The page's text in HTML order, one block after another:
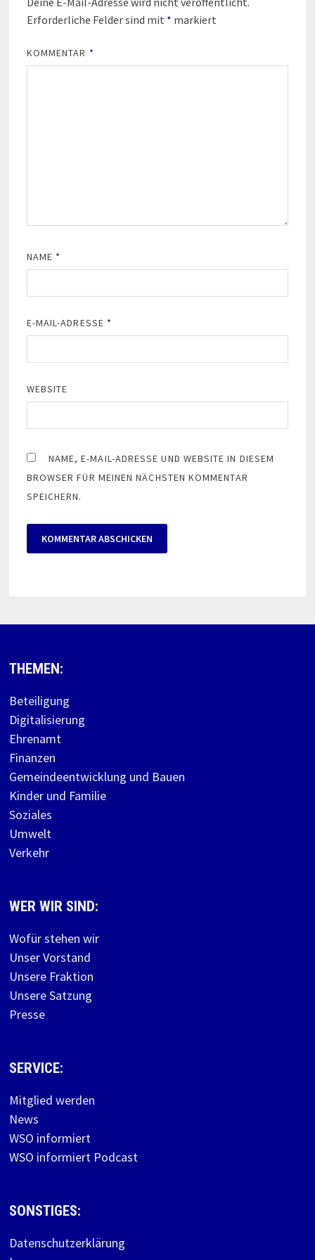
Erforderliche Felder sind mit * markiert
KOMMENTAR *
NAME *
E-MAIL-ADRESSE *
WEBSITE
NAME, E-MAIL-ADRESSE UND WEBSITE IN DIESEM
BROWSER FÜR MEINEN NÄCHSTEN KOMMENTAR
SPEICHERN.
THEMEN:
Beteiligung
Digitalisierung
Ehrenamt
Finanzen
Gemeindeentwicklung und Bauen
Kinder und Familie
Soziales
Umwelt
Verkehr
WER WIR SIND:
Wofür stehen wir
Unser Vorstand
Unsere Fraktion
Unsere Satzung
Presse
SERVICE:
Mitglied werden
News
WSO informiert
WSO informiert Podcast
SONSTIGES:
Datenschutzerklärung